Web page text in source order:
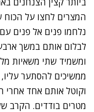
המצרים לחצו על הכוח
נלחמו פנים אל פנים
לבלום אותם במשך
ומשמיד שתי משאיות
ממשיכים להסתער
וקוטל אותם אחד
מטרים בודדים. הקרב